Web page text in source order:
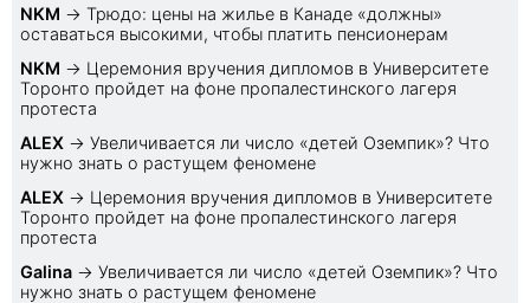
NKM → Трюдо: цены на жилье в Канаде «должны»
оставаться высокими, чтобы платить пенсионерам
NKM → Церемония вручения дипломов в Университете
Торонто пройдет на фоне пропалестинского лагеря
протеста
ALEX → Увеличивается ли число «детей Оземпик»? Что
нужно знать о растущем феномене
ALEX → Церемония вручения дипломов в Университете
Торонто пройдет на фоне пропалестинского лагеря
протеста
Galina → Увеличивается ли число «детей Оземпик»? Что
нужно знать о растущем феномене